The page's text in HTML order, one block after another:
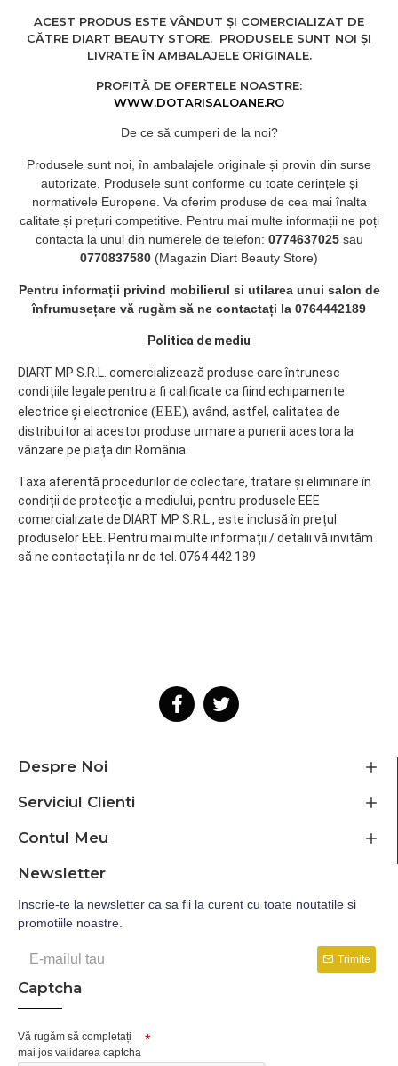
ACEST PRODUS ESTE VÂNDUT ȘI COMERCIALIZAT DE
CĂTRE DIART BEAUTY STORE. PRODUSELE SUNT NOI ȘI
LIVRATE ÎN AMBALAJELE ORIGINALE.
PROFITĂ DE OFERTELE NOASTRE:
WWW.DOTARISALOANE.RO
De ce să cumperi de la noi?
Produsele sunt noi, în ambalajele originale și provin din surse
autorizate. Produsele sunt conforme cu toate cerințele și
normativele Europene. Va oferim produse de cea mai înalta
calitate și prețuri competitive. Pentru mai multe informații ne poți
contacta la unul din numerele de telefon: 0774637025 sau
0770837580 (Magazin Diart Beauty Store)
Pentru informații privind mobilierul si utilarea unui salon de
înfrumusețare vă rugăm să ne contactați la 0764442189
Politica de mediu
DIART MP S.R.L. comercializează produse care întrunesc
condițiile legale pentru a fi calificate ca fiind echipamente
electrice și electronice (EEE), având, astfel, calitatea de
distribuitor al acestor produse urmare a punerii acestora la
vânzare pe piața din România.
Taxa aferentă procedurilor de colectare, tratare și eliminare în
condiții de protecție a mediului, pentru produsele EEE
comercializate de DIART MP S.R.L., este inclusă în prețul
produselor EEE. Pentru mai multe informații / detalii vă invităm
să ne contactați la nr de tel. 0764 442 189
Despre Noi
Serviciul Clienti
Contul Meu
Newsletter
Inscrie-te la newsletter ca sa fii la curent cu toate noutatile si
promotiile noastre.
Trimite
Captcha
Vă rugăm să completați
mai jos validarea captcha